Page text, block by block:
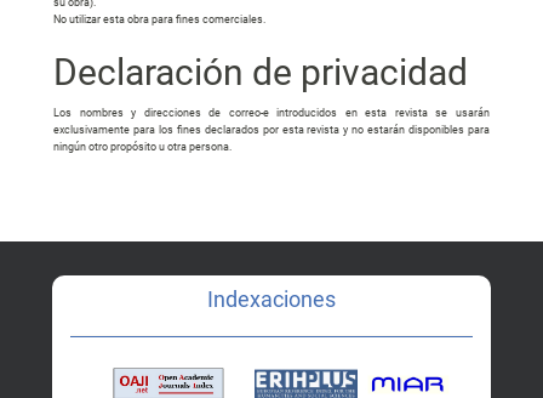
No utilizar esta obra para fines comerciales.
Declaración de privacidad
Los nombres y direcciones de correo-e introducidos en esta revista se usarán
exclusivamente para los fines declarados por esta revista y no estarán disponibles para
ningún otro propósito u otra persona.
Indexaciones